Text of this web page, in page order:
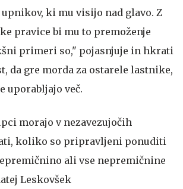
ki mu visijo nad glavo. Z
pravice bi mu to premoženje
primeri so," pojasnjuje in hkrati
da gre morda za ostarele lastnike,
uporabljajo več.